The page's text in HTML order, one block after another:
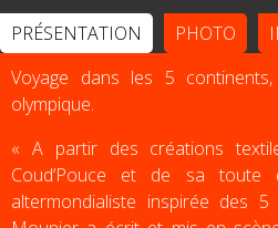
PRÉSENTATION PHOTO
Voyage dans les 5
olympique.
« A partir des créations
Coud’Pouce et de sa toute
altermondialiste inspirée des 5